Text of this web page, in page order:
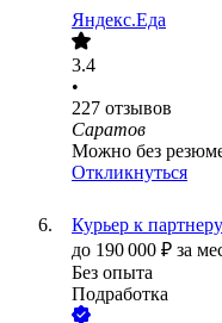
Яндекс.Еда
3.4
•
227 отзывов
Саратов
Можно без
Откликнуться
Курьер к
до 190 000 ₽ за
Без опыта
Подработка